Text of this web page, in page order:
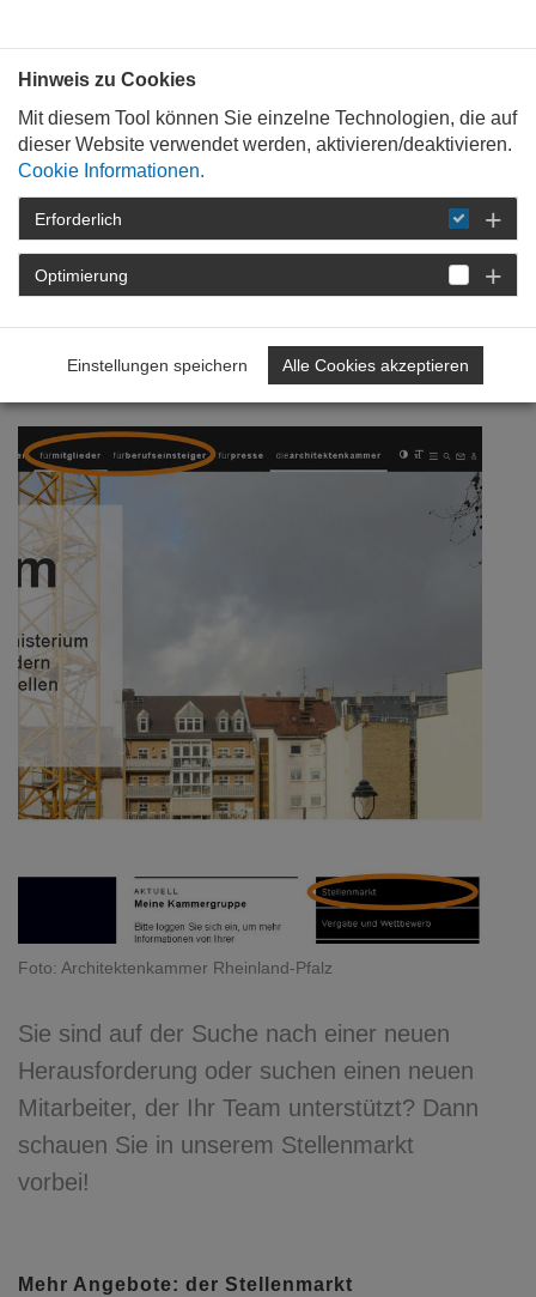
STARTSEITE
DETAIL
Stellenmarkt aktuell
Foto: Architektenkammer Rheinland-Pfalz
Sie sind auf der Suche nach einer neuen
Herausforderung oder suchen einen neuen
Mitarbeiter, der Ihr Team unterstützt? Dann
schauen Sie in unserem Stellenmarkt
vorbei!
Mehr Angebote: der Stellenmarkt
Hinweis zu Cookies
Mit diesem Tool können Sie einzelne Technologien, die auf
dieser Website verwendet werden, aktivieren/deaktivieren.
Cookie Informationen.
Erforderlich
Optimierung
Einstellungen speichern Alle Cookies akzeptieren